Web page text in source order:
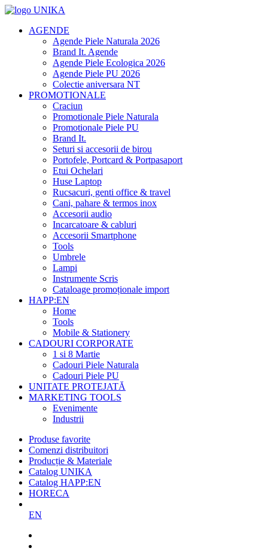
AGENDE
Agende Piele Naturala 2026
Brand It. Agende
Agende Piele Ecologica 2026
Agende Piele PU 2026
Colectie aniversara NT
PROMOTIONALE
Craciun
Promotionale Piele Naturala
Promotionale Piele PU
Brand It.
Seturi si accesorii de birou
Portofele, Portcard & Portpasaport
Etui Ochelari
Huse Laptop
Rucsacuri, genti office & travel
Cani, pahare & termos inox
Accesorii audio
Incarcatoare & cabluri
Accesorii Smartphone
Tools
Umbrele
Lampi
Instrumente Scris
Cataloage promoționale import
HAPP:EN
Home
Tools
Mobile & Stationery
CADOURI CORPORATE
1 si 8 Martie
Cadouri Piele Naturala
Cadouri Piele PU
UNITATE PROTEJATĂ
MARKETING TOOLS
Evenimente
Industrii
Produse favorite
Comenzi distribuitori
Producție & Materiale
Catalog UNIKA
Catalog HAPP:EN
HORECA
EN